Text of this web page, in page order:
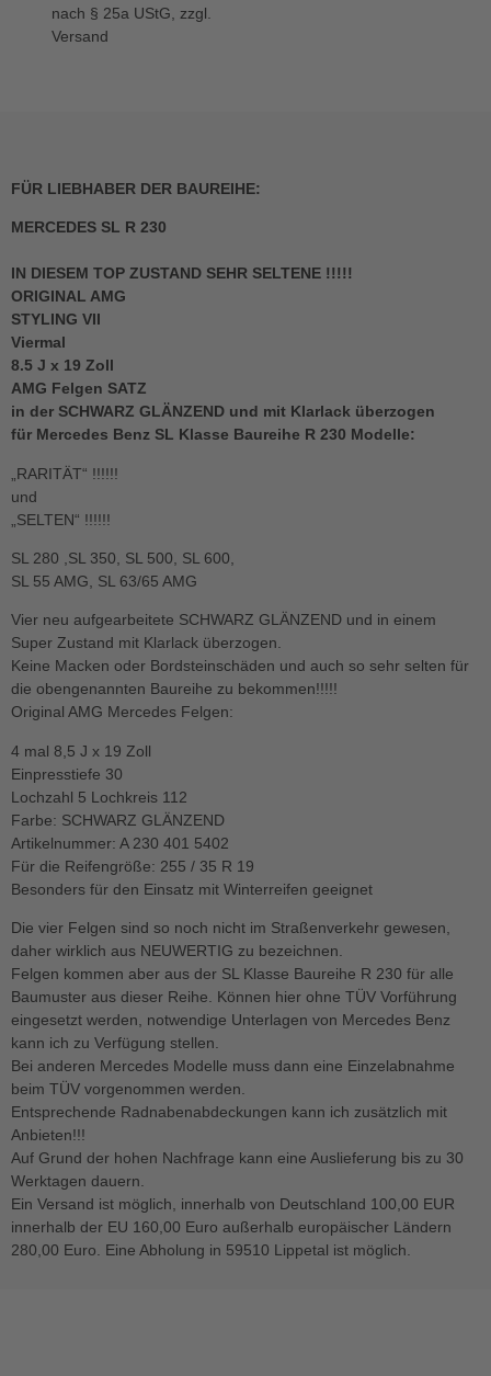
nach § 25a UStG, zzgl.
Versand
FÜR LIEBHABER DER BAUREIHE:
MERCEDES SL R 230
IN DIESEM TOP ZUSTAND SEHR SELTENE !!!!!
ORIGINAL AMG
STYLING VII
Viermal
8.5 J x 19 Zoll
AMG Felgen SATZ
in der SCHWARZ GLÄNZEND und mit Klarlack überzogen
für Mercedes Benz SL Klasse Baureihe R 230 Modelle:
„RARITÄT“ !!!!!!
und
„SELTEN“ !!!!!!
SL 280 ,SL 350, SL 500, SL 600,
SL 55 AMG, SL 63/65 AMG
Vier neu aufgearbeitete SCHWARZ GLÄNZEND und in einem
Super Zustand mit Klarlack überzogen.
Keine Macken oder Bordsteinschäden und auch so sehr selten für
die obengenannten Baureihe zu bekommen!!!!!
Original AMG Mercedes Felgen:
4 mal 8,5 J x 19 Zoll
Einpresstiefe 30
Lochzahl 5 Lochkreis 112
Farbe: SCHWARZ GLÄNZEND
Artikelnummer: A 230 401 5402
Für die Reifengröße: 255 / 35 R 19
Besonders für den Einsatz mit Winterreifen geeignet
Die vier Felgen sind so noch nicht im Straßenverkehr gewesen,
daher wirklich aus NEUWERTIG zu bezeichnen.
Felgen kommen aber aus der SL Klasse Baureihe R 230 für alle
Baumuster aus dieser Reihe. Können hier ohne TÜV Vorführung
eingesetzt werden, notwendige Unterlagen von Mercedes Benz
kann ich zu Verfügung stellen.
Bei anderen Mercedes Modelle muss dann eine Einzelabnahme
beim TÜV vorgenommen werden.
Entsprechende Radnabenabdeckungen kann ich zusätzlich mit
Anbieten!!!
Auf Grund der hohen Nachfrage kann eine Auslieferung bis zu 30
Werktagen dauern.
Ein Versand ist möglich, innerhalb von Deutschland 100,00 EUR
innerhalb der EU 160,00 Euro außerhalb europäischer Ländern
280,00 Euro. Eine Abholung in 59510 Lippetal ist möglich.